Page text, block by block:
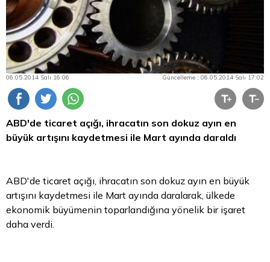
06.05.2014 Salı 16:06 Güncelleme : 06.05.2014 Salı 17:02
ABD'de ticaret açığı, ihracatın son dokuz ayın en
büyük artışını kaydetmesi ile Mart ayında daraldı
ABD'de ticaret açığı, ihracatın son dokuz ayın en büyük
artışını kaydetmesi ile Mart ayında daralarak, ülkede
ekonomik büyümenin toparlandığına yönelik bir işaret
daha verdi.